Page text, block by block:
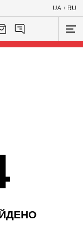
UA / RU
ДЕНО